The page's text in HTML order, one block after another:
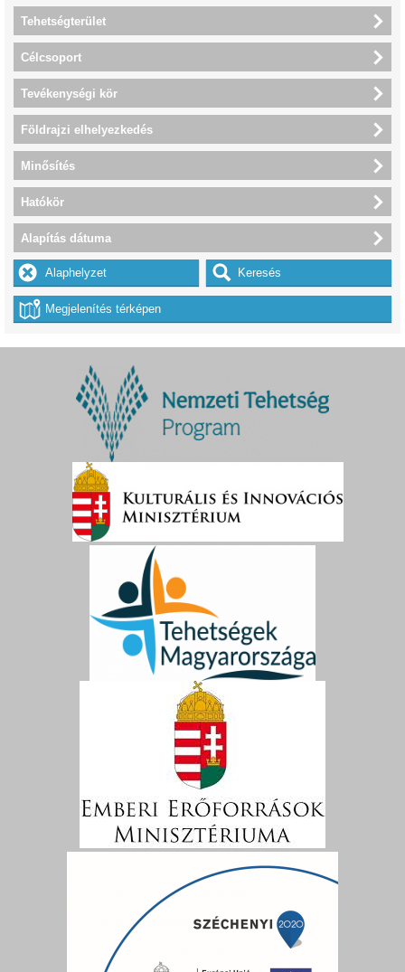
Tehetségterület
Célcsoport
Tevékenységi kör
Földrajzi elhelyezkedés
Minősítés
Hatókör
Alapítás dátuma